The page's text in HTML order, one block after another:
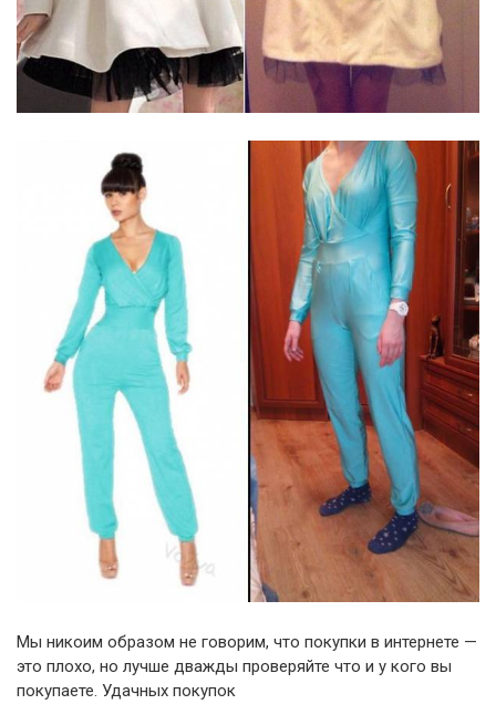
Мы никоим образом не говорим, что покупки в интернете —
это плохо, но лучше дважды проверяйте что и у кого вы
покупаете. Удачных покупок